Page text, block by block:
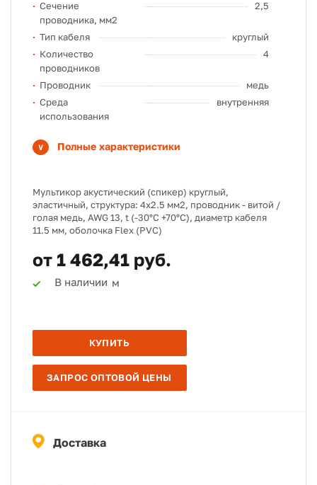
Сечение
проводника, мм2
2,5
Тип кабеля
круглый
Количество
проводников
4
Проводник
медь
Среда
использования
внутренняя
Полные характеристики
Мультикор акустический (спикер) круглый,
эластичный, структура: 4х2.5 мм2, проводник - витой /
голая медь, AWG 13, t (-30°C +70°C), диаметр кабеля
11.5 мм, оболочка Flex (PVC)
от 1 462,41 руб.
В наличии м
КУПИТЬ
ЗАПРОС ОПТОВОЙ ЦЕНЫ
Доставка